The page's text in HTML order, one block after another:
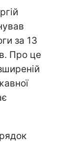
за 13
Про це